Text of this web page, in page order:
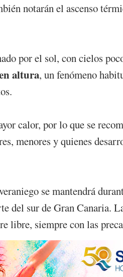
notarán el ascenso
por el sol, con cielos
altura, un fenómeno
calor, por lo que se
menores y quienes
se mantendrá
del sur de Gran Canaria.
libre, siempre con las